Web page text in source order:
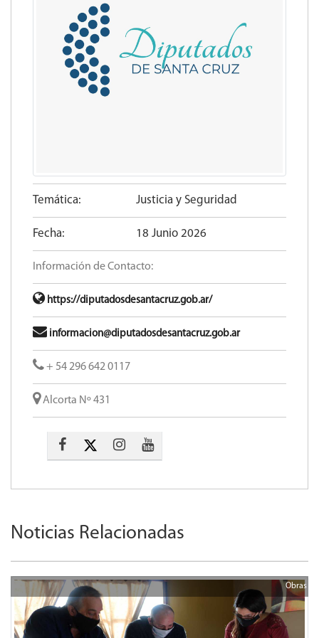
Temática: Justicia y Seguridad
Fecha: 18 Junio 2026
Información de Contacto:
https://diputadosdesantacruz.gob.ar/
informacion@diputadosdesantacruz.gob.ar
+ 54 296 642 0117
Alcorta Nº 431
Noticias Relacionadas
Obras